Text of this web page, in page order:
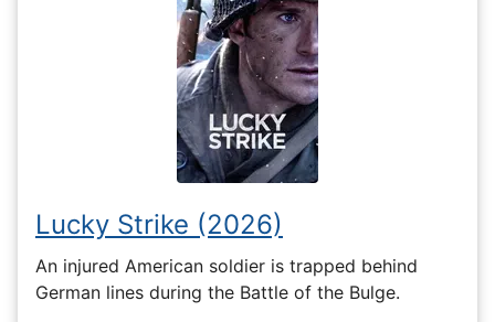
Lucky Strike (2026)
An injured American soldier is trapped behind
German lines during the Battle of the Bulge.